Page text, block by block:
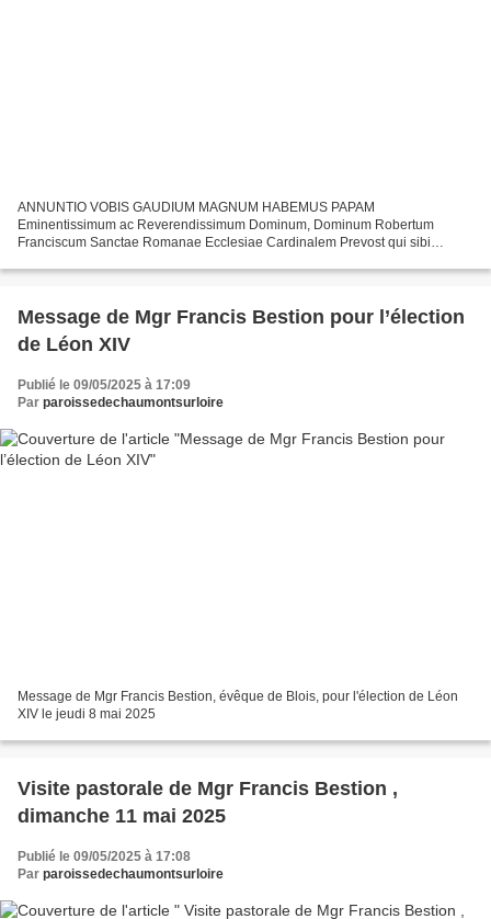
ANNUNTIO VOBIS GAUDIUM MAGNUM HABEMUS PAPAM
Eminentissimum ac Reverendissimum Dominum, Dominum Robertum
Franciscum Sanctae Romanae Ecclesiae Cardinalem Prevost qui sibi
gratitude son nouveau...
Message de Mgr Francis Bestion pour l’élection
de Léon XIV
Publié le 09/05/2025 à 17:09
Par paroissedechaumontsurloire
Message de Mgr Francis Bestion, évêque de Blois, pour l'élection de Léon
XIV le jeudi 8 mai 2025
Visite pastorale de Mgr Francis Bestion ,
dimanche 11 mai 2025
Publié le 09/05/2025 à 17:08
Par paroissedechaumontsurloire